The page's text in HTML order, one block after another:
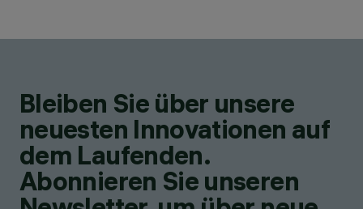
Bleiben Sie über unsere
neuesten Innovationen auf
dem Laufenden.
Abonnieren Sie unseren